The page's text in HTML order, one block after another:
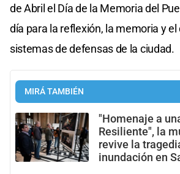
de Abril el Día de la Memoria del
día para la reflexión, la memoria y
sistemas de defensas de la ciudad.
MIRÁ TAMBIÉN
"Homenaje a
Resiliente", la
revive la
inundación en